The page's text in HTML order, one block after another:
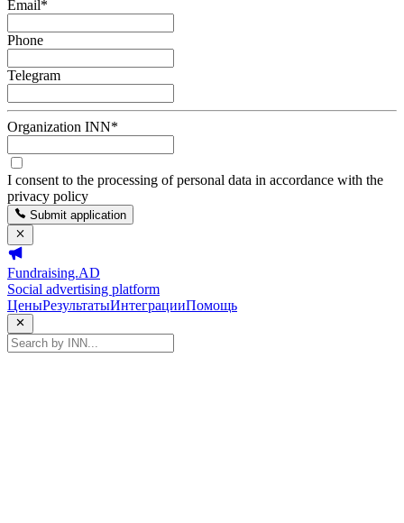
Email*
Phone
Telegram
Organization INN*
I consent to the processing of personal data in accordance with the
privacy policy
Submit application
Fundraising.AD
Social advertising platform
ЦеныРезультатыИнтеграцииПомощь